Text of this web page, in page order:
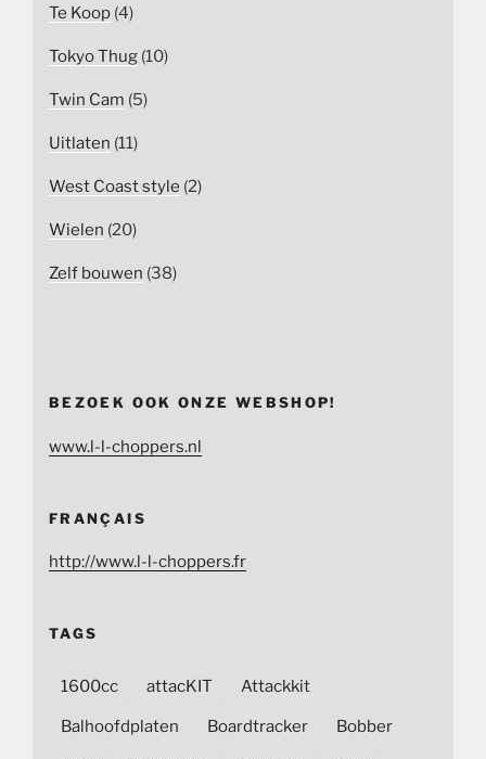
Te Koop (4)
Tokyo Thug (10)
Twin Cam (5)
Uitlaten (11)
West Coast style (2)
Wielen (20)
Zelf bouwen (38)
BEZOEK OOK ONZE WEBSHOP!
www.l-l-choppers.nl
FRANÇAIS
http://www.l-l-choppers.fr
TAGS
1600cc attacKIT Attackkit
Balhoofdplaten Boardtracker Bobber